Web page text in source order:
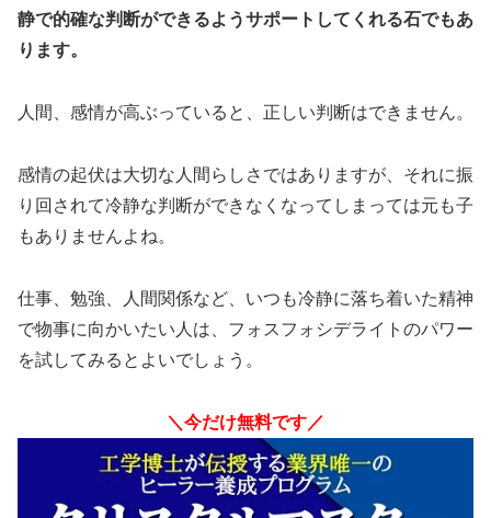
静で的確な判断ができるようサポートしてくれる石でもあ
ります。
人間、感情が高ぶっていると、正しい判断はできません。
感情の起伏は大切な人間らしさではありますが、それに振
り回されて冷静な判断ができなくなってしまっては元も子
もありませんよね。
仕事、勉強、人間関係など、いつも冷静に落ち着いた精神
で物事に向かいたい人は、フォスフォシデライトのパワー
を試してみるとよいでしょう。
＼今だけ無料です／